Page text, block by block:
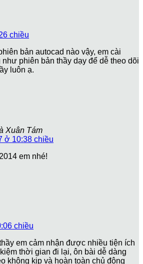
chiều
bản autocad nào vậy, em cài
phiên bản thầy dạy để dễ theo dõi
luôn ạ.
Xuân Tám
ở 10:38 chiều
em nhé!
chiều
em cảm nhận được nhiều tiện ích
thời gian đi lại, ôn bài dễ dàng
không kịp và hoàn toàn chủ động